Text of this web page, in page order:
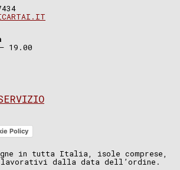
19.00
Policy
in tutta Italia, isole comprese,
dalla data dell’ordine.